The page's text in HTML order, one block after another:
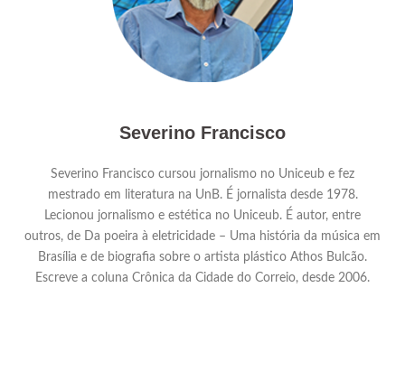
Severino Francisco
Severino Francisco cursou jornalismo no Uniceub e fez
mestrado em literatura na UnB. É jornalista desde 1978.
Lecionou jornalismo e estética no Uniceub. É autor, entre
outros, de Da poeira à eletricidade – Uma história da música em
Brasília e de biografia sobre o artista plástico Athos Bulcão.
Escreve a coluna Crônica da Cidade do Correio, desde 2006.